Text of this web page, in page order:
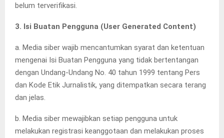
belum terverifikasi.
3. Isi Buatan Pengguna (User Generated Content)
a. Media siber wajib mencantumkan syarat dan ketentuan
mengenai Isi Buatan Pengguna yang tidak bertentangan
dengan Undang-Undang No. 40 tahun 1999 tentang Pers
dan Kode Etik Jurnalistik, yang ditempatkan secara terang
dan jelas.
b. Media siber mewajibkan setiap pengguna untuk
melakukan registrasi keanggotaan dan melakukan proses